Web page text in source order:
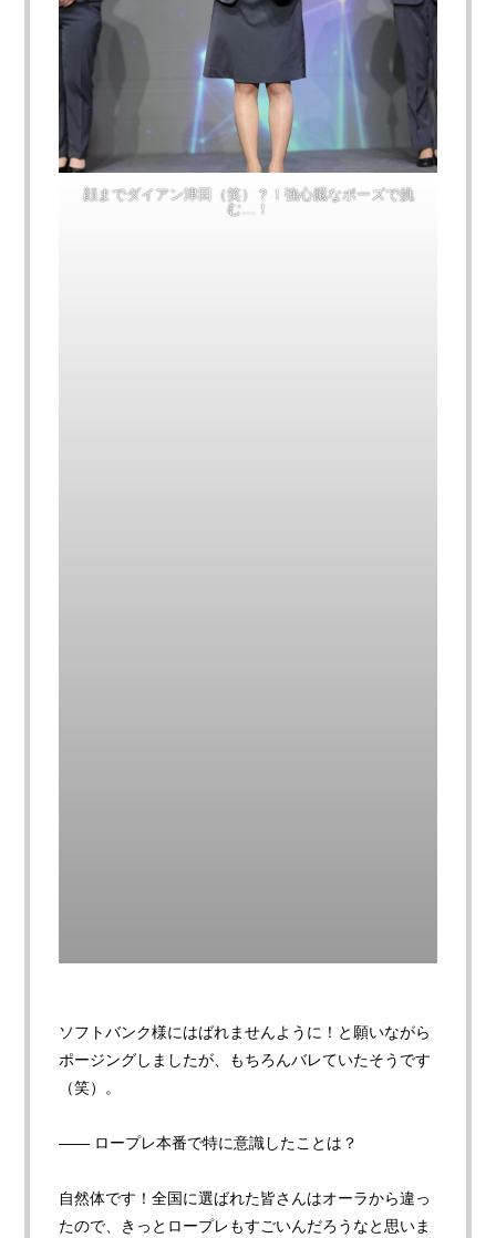
顔までダイアン津田（笑）？！強心臓なポーズで挑
む…！
ソフトバンク様にはばれませんように！と願いながら
ポージングしましたが、もちろんバレていたそうです
（笑）。
—— ロープレ本番で特に意識したことは ？
自然体です！全国に選ばれた皆さんはオーラから違っ
たので、きっとロープレもすごいんだろうなと思いま